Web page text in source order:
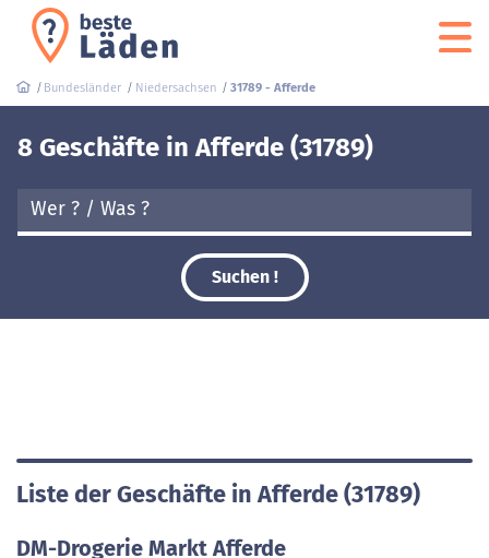
Bundesländer Niedersachsen 31789 - Afferde
8 Geschäfte in Afferde (31789)
Suchen !
Liste der Geschäfte in Afferde (31789)
DM-Drogerie Markt Afferde